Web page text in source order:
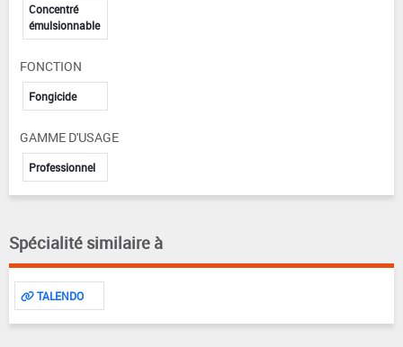
Concentré
émulsionnable
FONCTION
Fongicide
GAMME D'USAGE
Professionnel
Spécialité similaire à
TALENDO